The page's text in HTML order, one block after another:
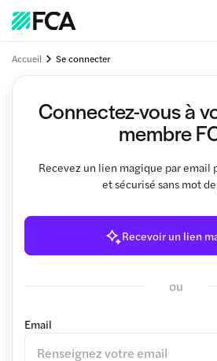
Accueil Se connecter
Connectez-vous à
membre
Recevez un lien magique par email
et sécurisé sans mot
Recevoir un lien
ou
Email